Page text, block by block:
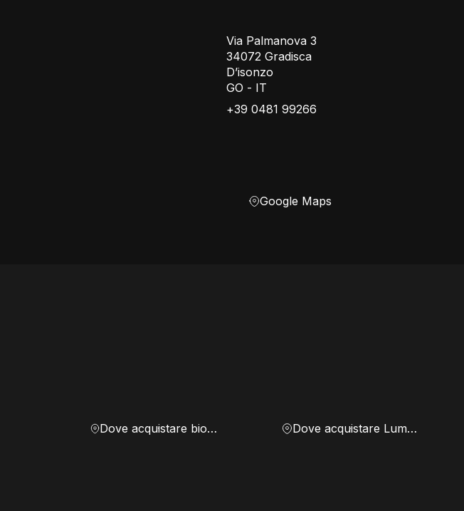
Via Palmanova 3
34072 Gradisca
D’isonzo
GO - IT
+39 0481 99266
Google Maps
Dove acquistare biomassa Dove acquistare Lumen